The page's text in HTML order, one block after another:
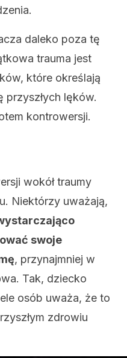
daleko poza tę
trauma jest
które określają
przyszłych lęków.
kontrowersji.
wokół traumy
Niektórzy uważają,
swoje
, przynajmniej w
Tak, dziecko
osób uważa, że ​​to
zdrowiu